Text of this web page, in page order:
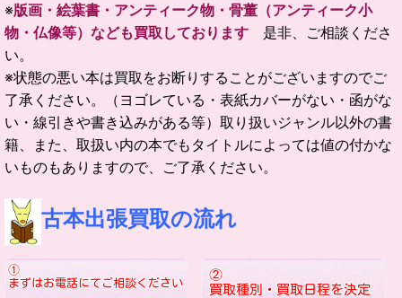
※版画・絵葉書・アンティーク物・骨董（アンティーク小
物・仏像等）なども買取しております 是非、ご相談くださ
い。
※状態の悪い本は買取をお断りすることがございますのでご
了承ください。（ヨゴレている・表紙カバーがない・函がな
い・線引きや書き込みがある等）取り扱いジャンル以外の書
籍、また、取扱い内の本でもタイトルによっては値の付かな
いものもありますので、ご了承ください。
古本出張買取の流れ